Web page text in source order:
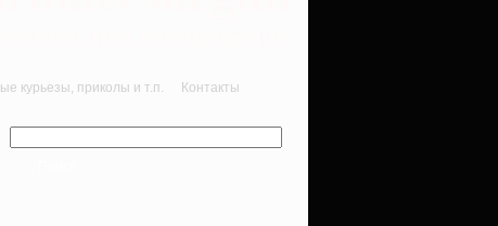
курьезы, приколы и т.п. Контакты